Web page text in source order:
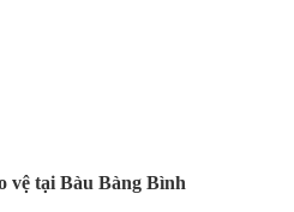
vệ tại Bàu Bàng Bình